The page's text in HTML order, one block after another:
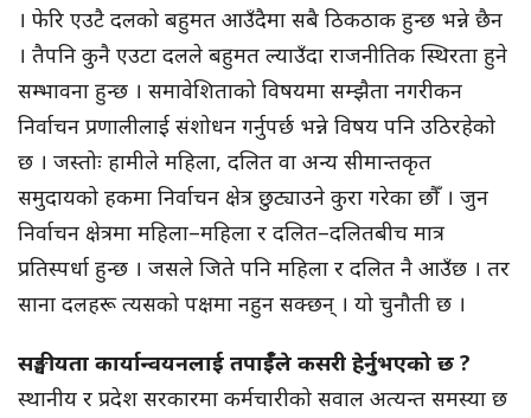
। फेरि एउटै दलको बहुमत आउँदैमा सबै ठिकठाक हुन्छ भन्ने छैन
। तैपनि कुनै एउटा दलले बहुमत ल्याउँदा राजनीतिक स्थिरता हुने
सम्भावना हुन्छ । समावेशिताको विषयमा सम्झैता नगरीकन
निर्वाचन प्रणालीलाई संशोधन गर्नुपर्छ भन्ने विषय पनि उठिरहेको
छ । जस्तोः हामीले महिला, दलित वा अन्य सीमान्तकृत
समुदायको हकमा निर्वाचन क्षेत्र छुट्याउने कुरा गरेका छौँ । जुन
निर्वाचन क्षेत्रमा महिला–महिला र दलित–दलितबीच मात्र
प्रतिस्पर्धा हुन्छ । जसले जिते पनि महिला र दलित नै आउँछ । तर
साना दलहरू त्यसको पक्षमा नहुन सक्छन् । यो चुनौती छ ।
सङ्घीयता कार्यान्वयनलाई तपाईँले कसरी हेर्नुभएको छ ?
स्थानीय र प्रदेश सरकारमा कर्मचारीको सवाल अत्यन्त समस्या छ